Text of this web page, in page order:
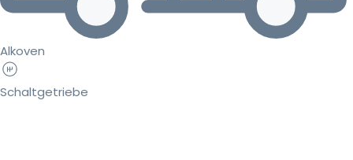
Alkoven
Schaltgetriebe